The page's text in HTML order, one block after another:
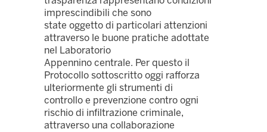
imprescindibili che sono
state oggetto di particolari attenzioni
attraverso le buone pratiche adottate
nel Laboratorio
Appennino centrale. Per questo il
Protocollo sottoscritto oggi rafforza
ulteriormente gli strumenti di
controllo e prevenzione contro ogni
rischio di infiltrazione criminale,
attraverso una collaborazione